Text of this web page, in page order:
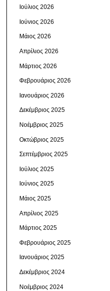
Ιούλιος 2026
Ιούνιος 2026
Μάιος 2026
Απρίλιος 2026
Μάρτιος 2026
Φεβρουάριος 2026
Ιανουάριος 2026
Δεκέμβριος 2025
Νοέμβριος 2025
Οκτώβριος 2025
Σεπτέμβριος 2025
Ιούλιος 2025
Ιούνιος 2025
Μάιος 2025
Απρίλιος 2025
Μάρτιος 2025
Φεβρουάριος 2025
Ιανουάριος 2025
Δεκέμβριος 2024
Νοέμβριος 2024